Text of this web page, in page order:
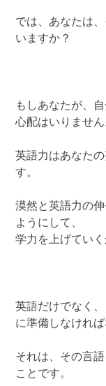
では、あなたは
いますか？
もしあなたが、
心配はいりません
英語力はあなた
す。
漠然と英語力の
ようにして、
学力を上げていく
英語だけでなく
に準備しなけれ
それは、その言
ことです。